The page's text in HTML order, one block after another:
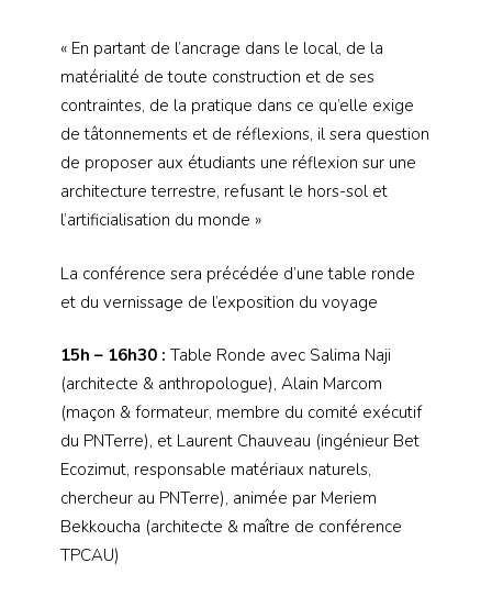
« En partant de l’ancrage dans le local, de la
matérialité de toute construction et de ses
contraintes, de la pratique dans ce qu’elle exige
de tâtonnements et de réflexions, il sera question
de proposer aux étudiants une réflexion sur une
architecture terrestre, refusant le hors-sol et
l’artificialisation du monde »
La conférence sera précédée d’une table ronde
et du vernissage de l’exposition du voyage
15h – 16h30 : Table Ronde avec Salima Naji
(architecte & anthropologue), Alain Marcom
(maçon & formateur, membre du comité exécutif
du PNTerre), et Laurent Chauveau (ingénieur Bet
Ecozimut, responsable matériaux naturels,
chercheur au PNTerre), animée par Meriem
Bekkoucha (architecte & maître de conférence
TPCAU)